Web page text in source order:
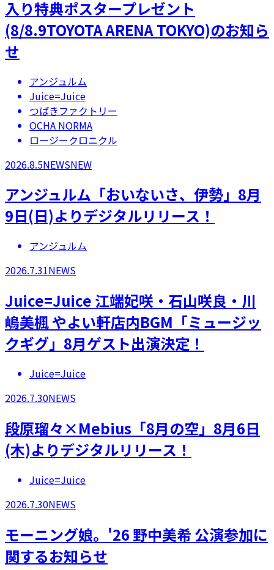
入り特典ポスタープレゼント
(8/8.9TOYOTA ARENA TOKYO)のお知ら
せ
アンジュルム
Juice=Juice
つばきファクトリー
OCHA NORMA
ロージークロニクル
2026.8.5NEWSNEW
アンジュルム「おいないさ、伊勢」8月
9日(日)よりデジタルリリース！
アンジュルム
2026.7.31NEWS
Juice=Juice 江端妃咲・石山咲良・川
嶋美楓 やよい軒店内BGM「ミュージッ
クギグ」8月ゲスト出演決定！
Juice=Juice
2026.7.30NEWS
段原瑠々×Mebius「8月の空」8月6日
(木)よりデジタルリリース！
Juice=Juice
2026.7.30NEWS
モーニング娘。'26 野中美希 公演参加に
関するお知らせ